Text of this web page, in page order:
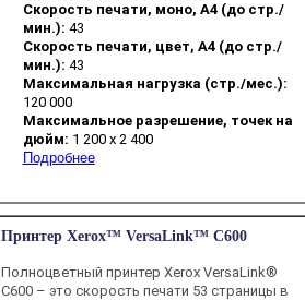
Скорость печати, моно, А4 (до стр./
мин.): 43
Скорость печати, цвет, А4 (до стр./
мин.): 43
Максимальная нагрузка (стр./мес.):
120 000
Максимальное разрешение, точек на
дюйм: 1 200 x 2 400
Подробнее
Принтер Xerox™ VersaLink™ C600
Полноцветный принтер Xerox VersaLink®
C600 – это скорость печати 53 страницы в